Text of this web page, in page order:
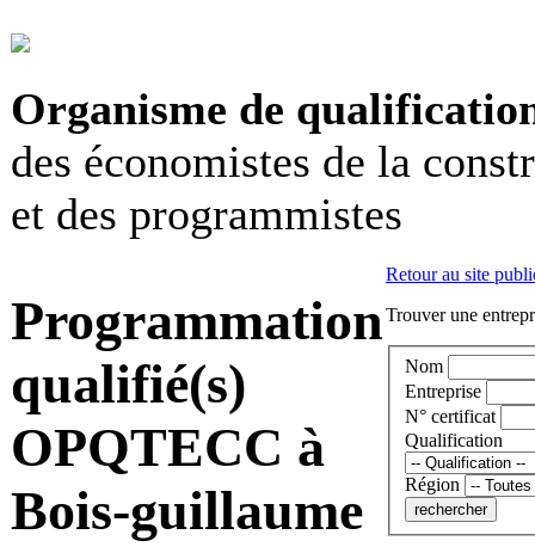
Organisme de
des économistes de la
et des programmistes
Programmation
qualifié(s)
OPQTECC à
Bois-guillaume
Retour au site
Trouver une
Nom
Entreprise
N° certificat
Qualification
Région